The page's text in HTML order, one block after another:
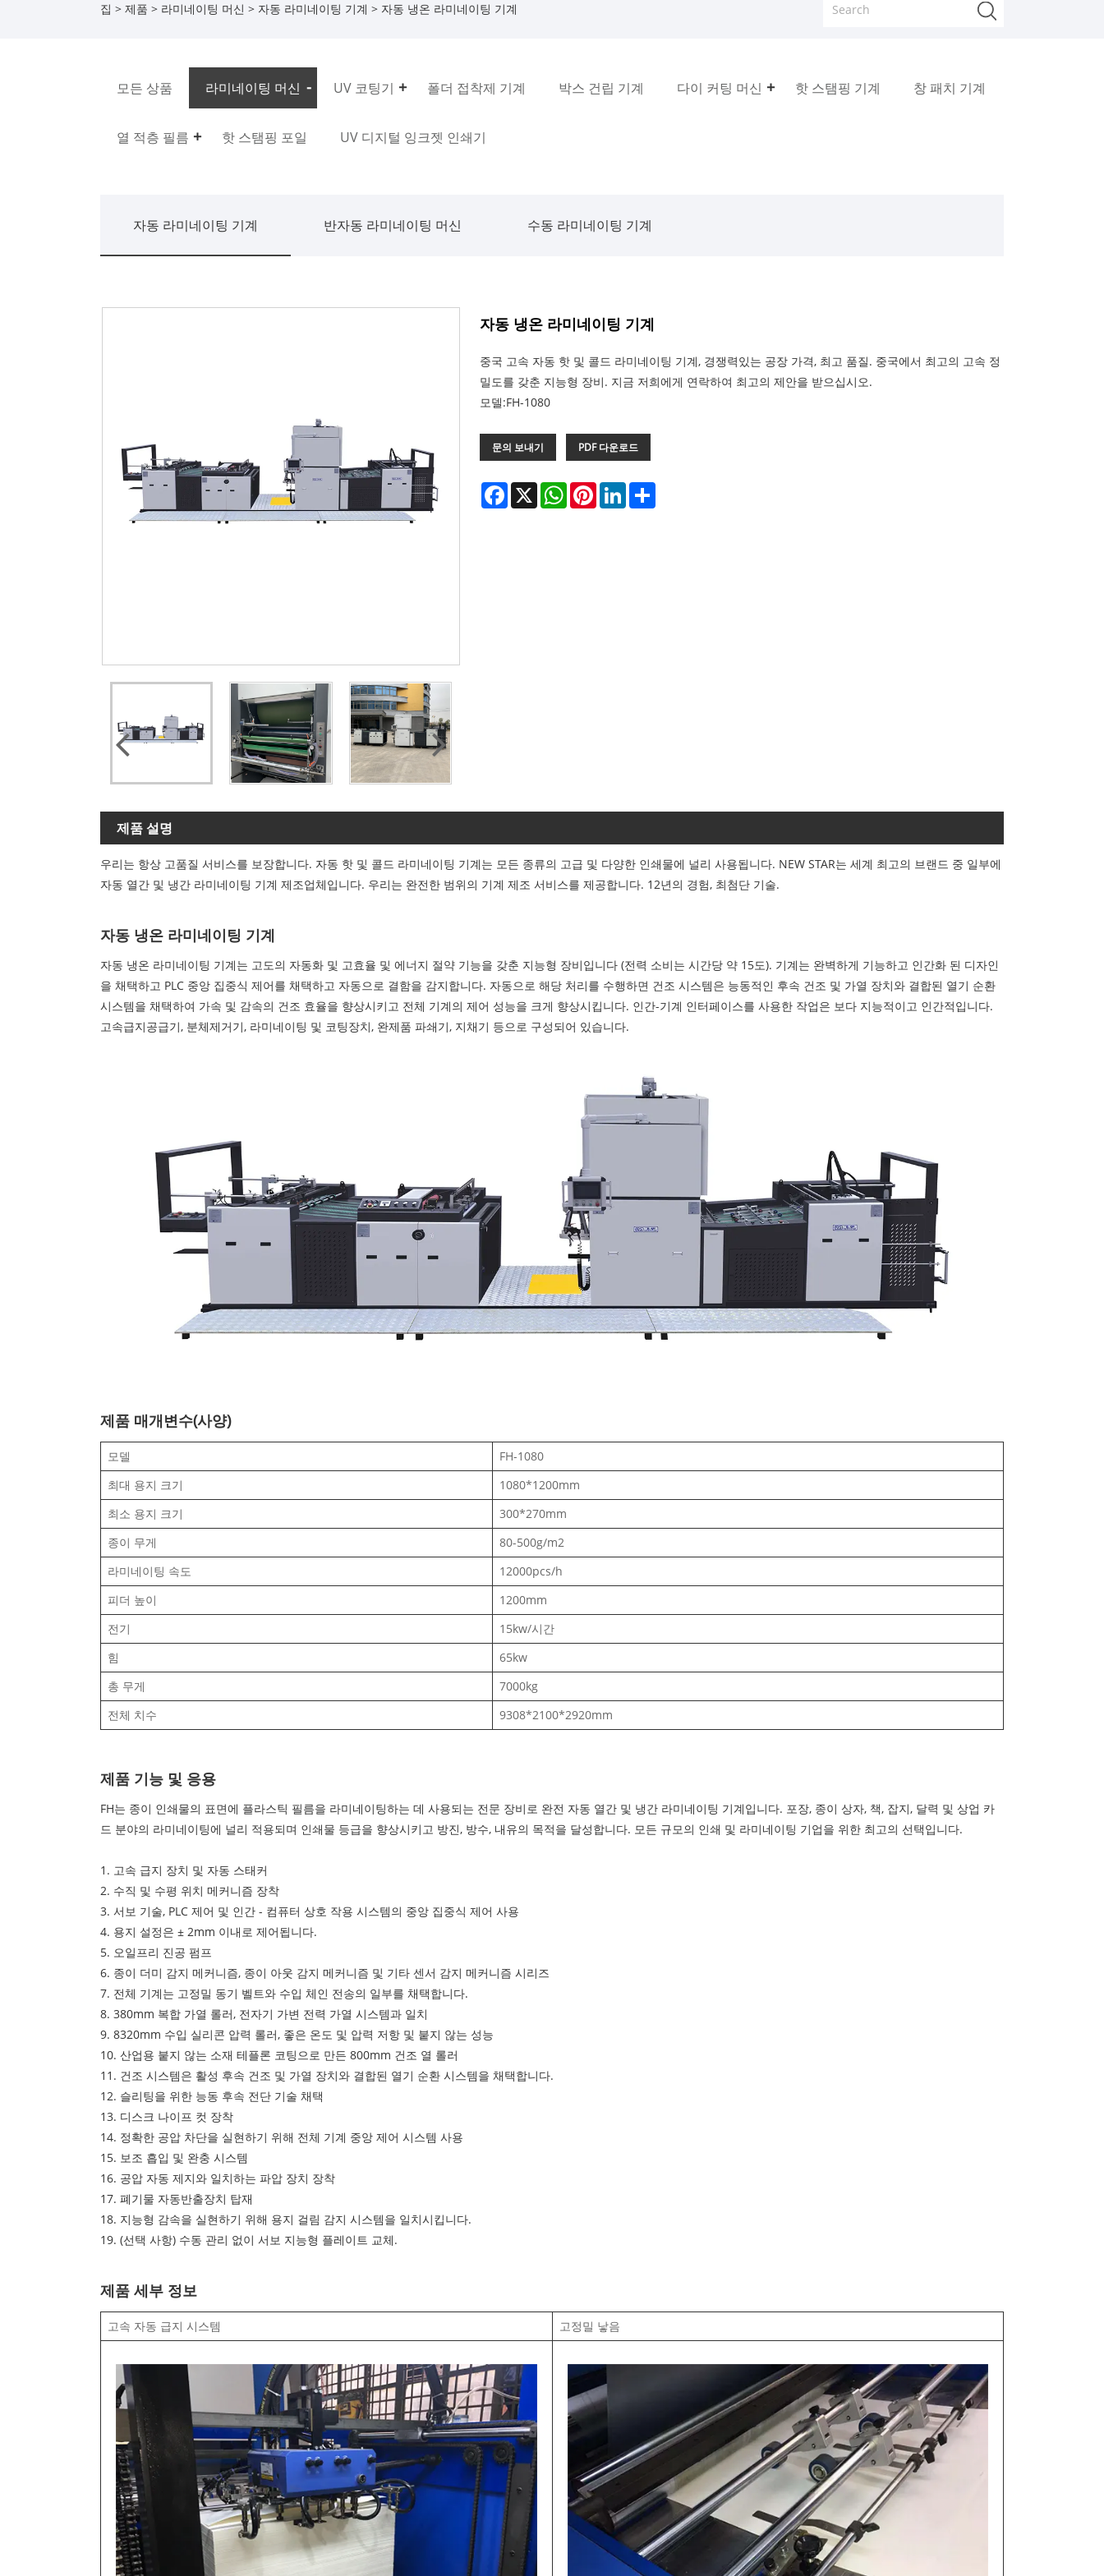
집 > 제품 > 라미네이팅 머신 > 자동 라미네이팅 기계 > 자동 냉온 라미네이팅 기계
모든 상품 라미네이팅 머신 UV 코팅기 폴더 접착제 기계 박스 건립 기계 다이 커팅 머신 핫 스탬핑 기계 창 패치 기계
열 적층 필름 핫 스탬핑 포일 UV 디지털 잉크젯 인쇄기
자동 라미네이팅 기계 반자동 라미네이팅 머신 수동 라미네이팅 기계
자동 냉온 라미네이팅 기계
중국 고속 자동 핫 및 콜드 라미네이팅 기계, 경쟁력있는 공장 가격, 최고 품질. 중국에서 최고의 고속 정
밀도를 갖춘 지능형 장비. 지금 저희에게 연락하여 최고의 제안을 받으십시오.
모델:FH-1080
문의 보내기 PDF 다운로드
Facebook
X WhatsAppPinterestLinkedIn
제품 설명
우리는 항상 고품질 서비스를 보장합니다. 자동 핫 및 콜드 라미네이팅 기계는 모든 종류의 고급 및 다양한 인쇄물에 널리 사용됩니다. NEW STAR는 세계 최고의 브랜드 중 일부에
자동 열간 및 냉간 라미네이팅 기계 제조업체입니다. 우리는 완전한 범위의 기계 제조 서비스를 제공합니다. 12년의 경험, 최첨단 기술.
자동 냉온 라미네이팅 기계
자동 냉온 라미네이팅 기계는 고도의 자동화 및 고효율 및 에너지 절약 기능을 갖춘 지능형 장비입니다 (전력 소비는 시간당 약 15도). 기계는 완벽하게 기능하고 인간화 된 디자인
을 채택하고 PLC 중앙 집중식 제어를 채택하고 자동으로 결함을 감지합니다. 자동으로 해당 처리를 수행하면 건조 시스템은 능동적인 후속 건조 및 가열 장치와 결합된 열기 순환
시스템을 채택하여 가속 및 감속의 건조 효율을 향상시키고 전체 기계의 제어 성능을 크게 향상시킵니다. 인간-기계 인터페이스를 사용한 작업은 보다 지능적이고 인간적입니다.
고속급지공급기, 분체제거기, 라미네이팅 및 코팅장치, 완제품 파쇄기, 지채기 등으로 구성되어 있습니다.
제품 매개변수(사양)
모델
FH-1080
최대 용지 크기
1080*1200mm
최소 용지 크기
300*270mm
종이 무게
80-500g/m2
라미네이팅 속도
12000pcs/h
피더 높이
1200mm
전기
15kw/시간
힘
65kw
총 무게
7000kg
전체 치수
9308*2100*2920mm
제품 기능 및 응용
FH는 종이 인쇄물의 표면에 플라스틱 필름을 라미네이팅하는 데 사용되는 전문 장비로 완전 자동 열간 및 냉간 라미네이팅 기계입니다. 포장, 종이 상자, 책, 잡지, 달력 및 상업 카
드 분야의 라미네이팅에 널리 적용되며 인쇄물 등급을 향상시키고 방진, 방수, 내유의 목적을 달성합니다. 모든 규모의 인쇄 및 라미네이팅 기업을 위한 최고의 선택입니다.
1. 고속 급지 장치 및 자동 스태커
2. 수직 및 수평 위치 메커니즘 장착
3. 서보 기술, PLC 제어 및 인간 - 컴퓨터 상호 작용 시스템의 중앙 집중식 제어 사용
4. 용지 설정은 ± 2mm 이내로 제어됩니다.
5. 오일프리 진공 펌프
6. 종이 더미 감지 메커니즘, 종이 아웃 감지 메커니즘 및 기타 센서 감지 메커니즘 시리즈
7. 전체 기계는 고정밀 동기 벨트와 수입 체인 전송의 일부를 채택합니다.
8. 380mm 복합 가열 롤러, 전자기 가변 전력 가열 시스템과 일치
9. 8320mm 수입 실리콘 압력 롤러, 좋은 온도 및 압력 저항 및 붙지 않는 성능
10. 산업용 붙지 않는 소재 테플론 코팅으로 만든 800mm 건조 열 롤러
11. 건조 시스템은 활성 후속 건조 및 가열 장치와 결합된 열기 순환 시스템을 채택합니다.
12. 슬리팅을 위한 능동 후속 전단 기술 채택
13. 디스크 나이프 컷 장착
14. 정확한 공압 차단을 실현하기 위해 전체 기계 중앙 제어 시스템 사용
15. 보조 흡입 및 완충 시스템
16. 공압 자동 제지와 일치하는 파압 장치 장착
17. 폐기물 자동반출장치 탑재
18. 지능형 감속을 실현하기 위해 용지 걸림 감지 시스템을 일치시킵니다.
19. (선택 사항) 수동 관리 없이 서보 지능형 플레이트 교체.
제품 세부 정보
고속 자동 급지 시스템 고정밀 낳음